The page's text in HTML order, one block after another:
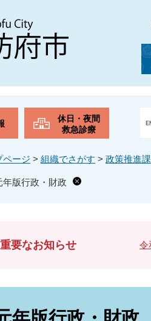
休日・夜間
救急診療
g
l
検
ページ > 組織でさがす > 政策推進課
年版行政・財政
重要なお知らせ 令